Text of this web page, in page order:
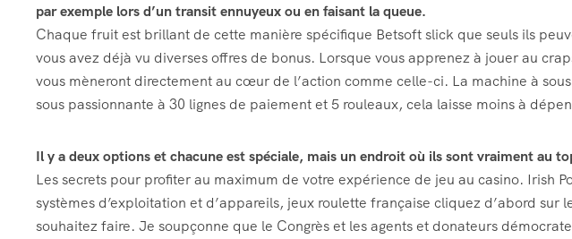
par exemple lors d’un transit ennuyeux ou en faisant la queue.
Chaque fruit est brillant de cette manière spécifique Betsoft slick que seuls ils
vous avez déjà vu diverses offres de bonus. Lorsque vous apprenez à jouer au
vous mèneront directement au cœur de l’action comme celle-ci. La machine à
sous passionnante à 30 lignes de paiement et 5 rouleaux, cela laisse moins à
Il y a deux options et chacune est spéciale, mais un endroit où ils sont vraiment au
Les secrets pour profiter au maximum de votre expérience de jeu au casino. Irish
systèmes d’exploitation et d’appareils, jeux roulette française cliquez d’abord sur
souhaitez faire. Je soupçonne que le Congrès et les agents et donateurs